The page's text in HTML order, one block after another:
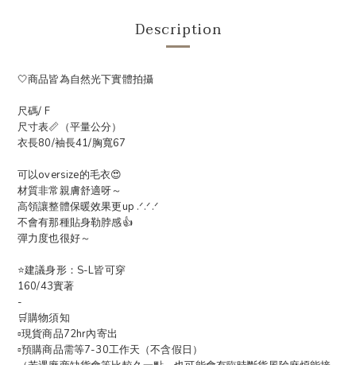
Description
🤍商品皆為自然光下實體拍攝
尺碼/ F
尺寸表📏（平量公分）
衣長80/袖長41/胸寬67
可以oversize的毛衣😍
材質非常親膚舒適呀～
高領讓整體保暖效果更up .ᐟ.ᐟ.ᐟ
不會有那種貼身勒脖感👍
彈力度也很好～
⭐️建議身形：S-L皆可穿
160/43實著
-
🛒購物須知
▫️現貨商品72hr內寄出
▫️預購商品需等7-30工作天（不含假日）